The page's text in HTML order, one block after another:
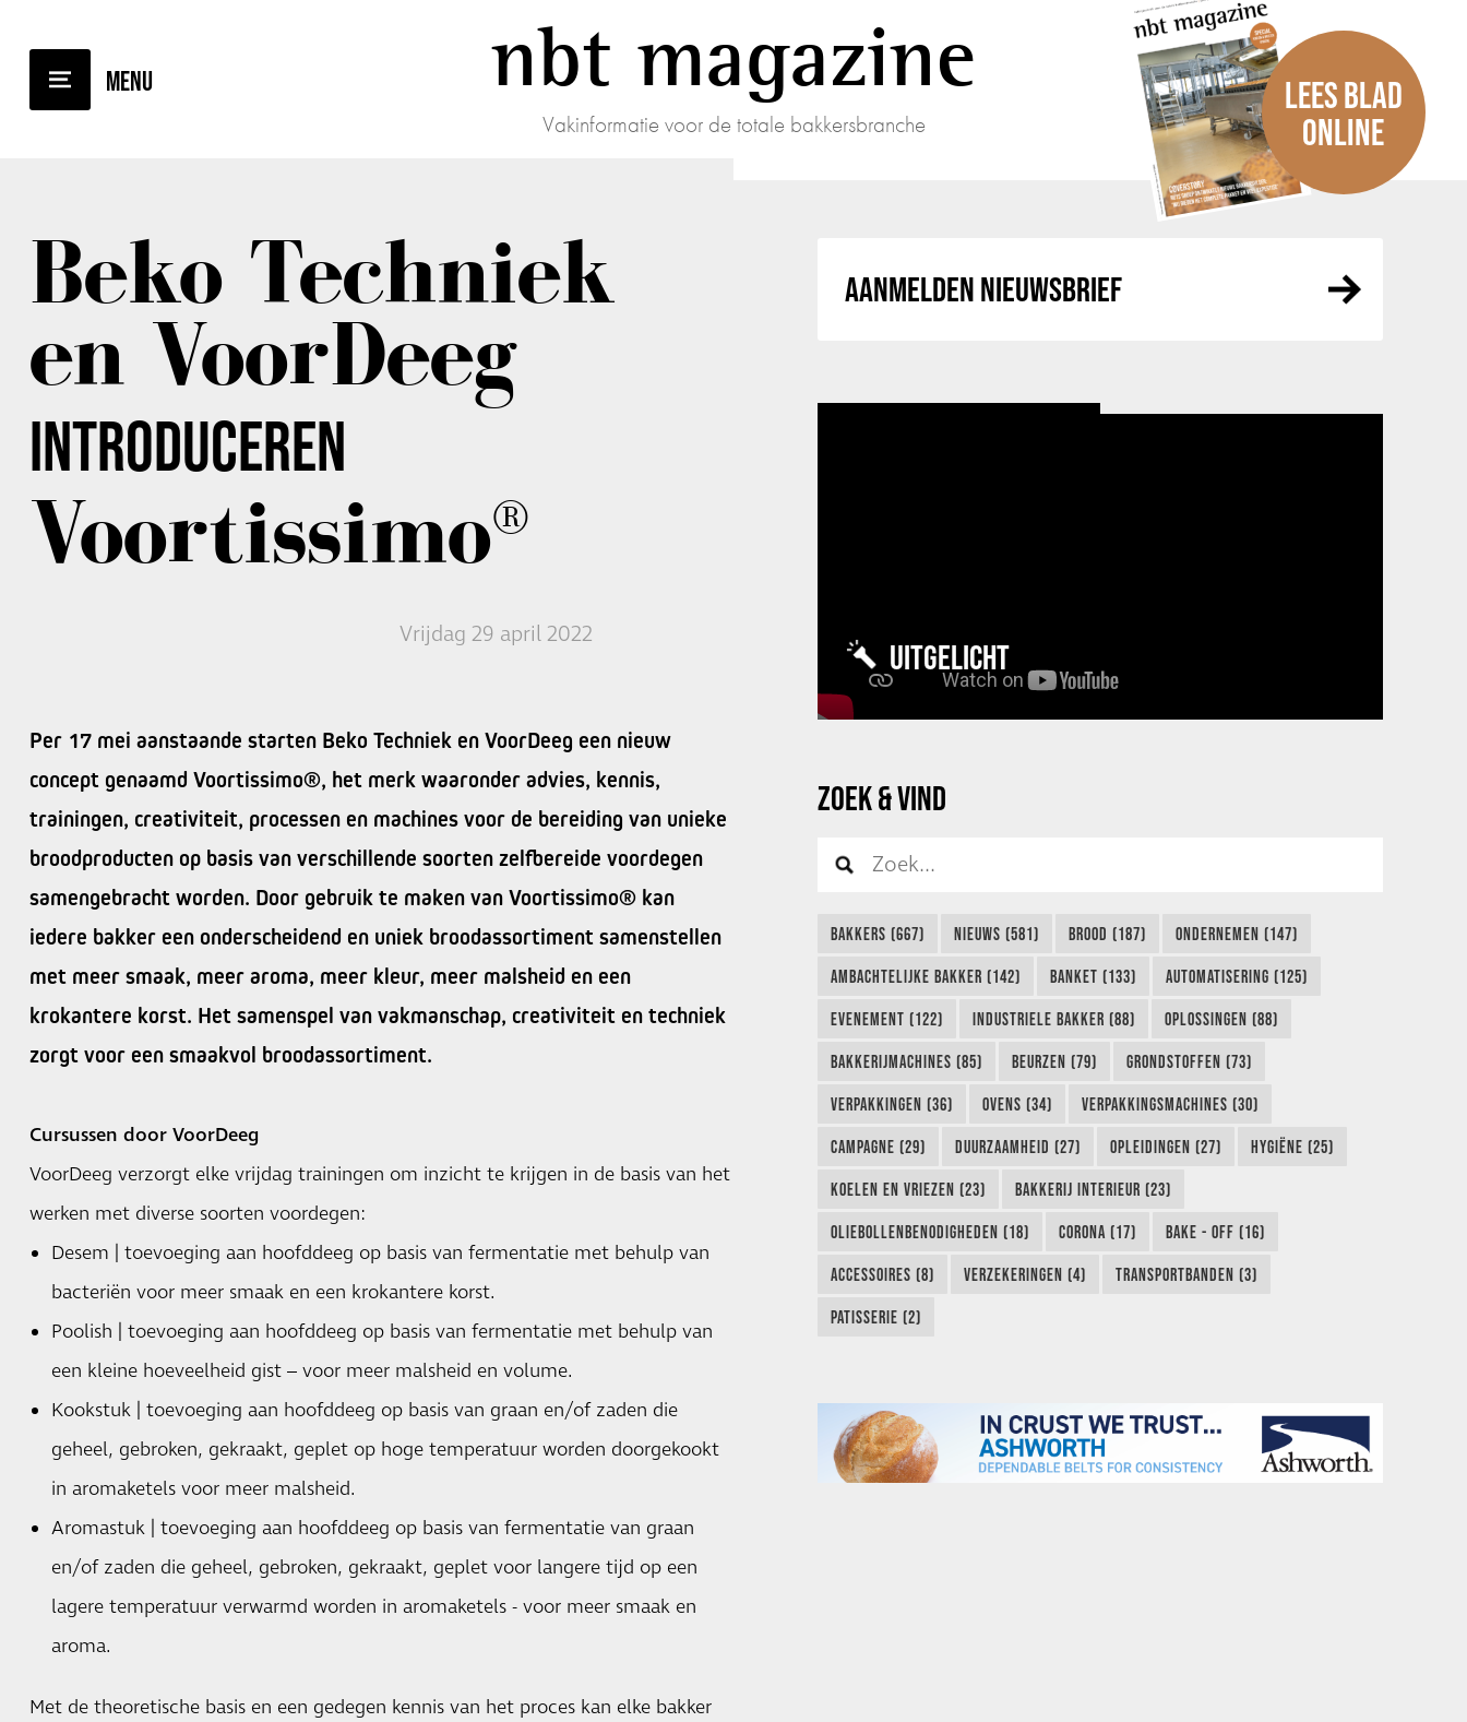
nbt magazine
Vakinformatie voor de totale bakkersbranche
LEES BLAD
ONLINE
Beko Techniek
en VoorDeeg
INTRODUCEREN
Voortissimo®
Vrijdag 29 april 2022
Per 17 mei aanstaande starten Beko Techniek en VoorDeeg een nieuw
concept genaamd Voortissimo®, het merk waaronder advies, kennis,
trainingen, creativiteit, processen en machines voor de bereiding van unieke
broodproducten op basis van verschillende soorten zelfbereide voordegen
samengebracht worden. Door gebruik te maken van Voortissimo® kan
iedere bakker een onderscheidend en uniek broodassortiment samenstellen
met meer smaak, meer aroma, meer kleur, meer malsheid en een
krokantere korst. Het samenspel van vakmanschap, creativiteit en techniek
zorgt voor een smaakvol broodassortiment.
Cursussen door VoorDeeg
VoorDeeg verzorgt elke vrijdag trainingen om inzicht te krijgen in de basis van het
werken met diverse soorten voordegen:
Desem | toevoeging aan hoofddeeg op basis van fermentatie met behulp van
bacteriën voor meer smaak en een krokantere korst.
Poolish | toevoeging aan hoofddeeg op basis van fermentatie met behulp van
een kleine hoeveelheid gist – voor meer malsheid en volume.
Kookstuk | toevoeging aan hoofddeeg op basis van graan en/of zaden die
geheel, gebroken, gekraakt, geplet op hoge temperatuur worden doorgekookt
in aromaketels voor meer malsheid.
Aromastuk | toevoeging aan hoofddeeg op basis van fermentatie van graan
en/of zaden die geheel, gebroken, gekraakt, geplet voor langere tijd op een
lagere temperatuur verwarmd worden in aromaketels - voor meer smaak en
aroma.
Met de theoretische basis en een gedegen kennis van het proces kan elke bakker
AANMELDEN NIEUWSBRIEF
UITGELICHT
ZOEK & VIND
BAKKERS (667) NIEUWS (581) BROOD (187) ONDERNEMEN (147)
AMBACHTELIJKE BAKKER (142) BANKET (133) AUTOMATISERING (125)
EVENEMENT (122) INDUSTRIELE BAKKER (88) OPLOSSINGEN (88)
BAKKERIJMACHINES (85) BEURZEN (79) GRONDSTOFFEN (73)
VERPAKKINGEN (36) OVENS (34) VERPAKKINGSMACHINES (30)
CAMPAGNE (29) DUURZAAMHEID (27) OPLEIDINGEN (27) HYGIËNE (25)
KOELEN EN VRIEZEN (23) BAKKERIJ INTERIEUR (23)
OLIEBOLLENBENODIGHEDEN (18) CORONA (17) BAKE - OFF (16)
ACCESSOIRES (8) VERZEKERINGEN (4) TRANSPORTBANDEN (3)
PATISSERIE (2)